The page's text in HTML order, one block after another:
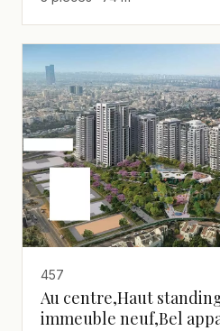
457
Au centre,Haut
immeuble neuf,Bel